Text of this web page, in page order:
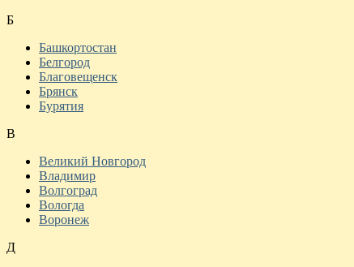
Б
Башкортостан
Белгород
Благовещенск
Брянск
Бурятия
В
Великий Новгород
Владимир
Волгоград
Вологда
Воронеж
Д